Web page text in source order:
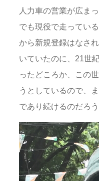
人力車の営業が広ま
でも現役で走ってい
から新規登録はなさ
いていたのに、21世
ったどころか、この
うとしているので、
であり続けるのだろう